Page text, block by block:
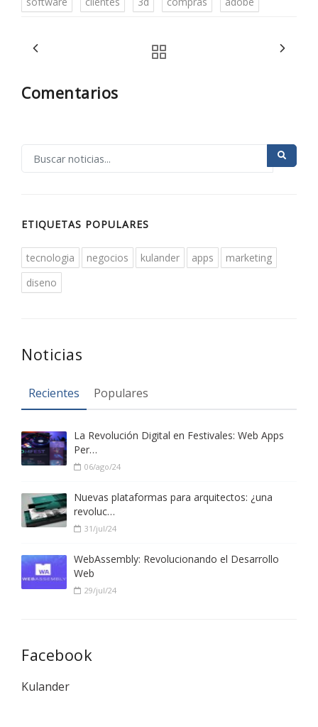
Comentarios
ETIQUETAS POPULARES
tecnologia negocios kulander apps
marketing
diseno
Noticias
Recientes Populares
La Revolución Digital en Festivales: Web Apps
Per…
06/ago/24
Nuevas plataformas para arquitectos: ¿una
revoluc…
31/jul/24
WebAssembly: Revolucionando el Desarrollo
Web
29/jul/24
Facebook
Kulander